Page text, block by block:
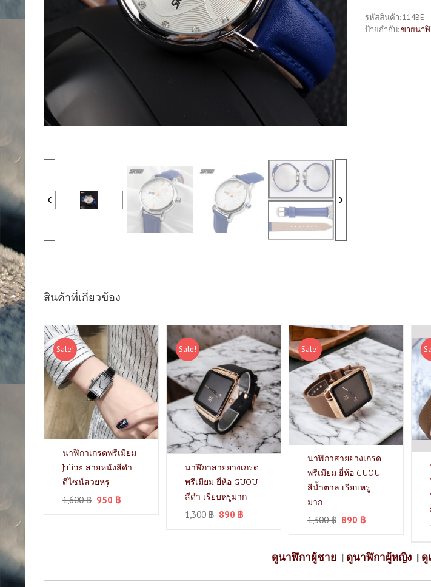
รหัสสินค้า:114BE
ป้ายกำกับ:ขายนา
สินค้าที่เกี่ยวข้อง
Sale!
นาฬิกาเกรดพรีเมียม
Julius สายหนังสีดำ
ดีไซน์สวยหรู
1,600฿ 950 ฿
Sale!
นาฬิกาสายยางเกรด
พรีเมียม ยี่ห้อ GUOU
สีดำ เรียบหรูมาก
1,300฿ 890 ฿
Sale!
นาฬิกาสายยางเกรด
พรีเมียม ยี่ห้อ GUOU
สีน้ำตาล เรียบหรู
มาก
1,300฿ 890 ฿
ดูนาฬิกาผู้ชาย | ดูนาฬิกาผู้หญิง | ดู